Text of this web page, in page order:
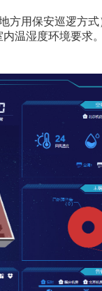
方用保安巡逻方式
温湿度环境要求。